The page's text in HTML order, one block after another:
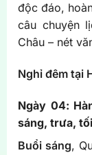
độc đáo,
câu chuyện
Châu – nét
Nghỉ đêm tại
Ngày 04:
sáng, trưa,
Buổi sáng,